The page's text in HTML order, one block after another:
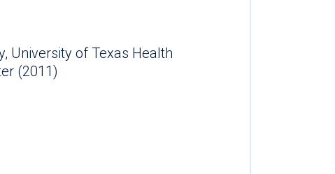
University of Texas Health
Center (2011)